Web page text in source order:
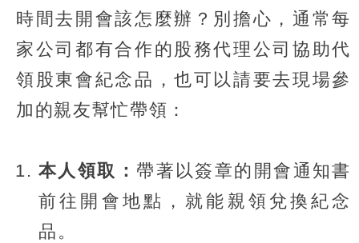
時間去開會該怎麼辦？別擔心，通常每
家公司都有合作的股務代理公司協助代
領股東會紀念品，也可以請要去現場參
加的親友幫忙帶領：
本人領取： 帶著以簽章的開會通知書
前往開會地點，就能親領兌換紀念
品。